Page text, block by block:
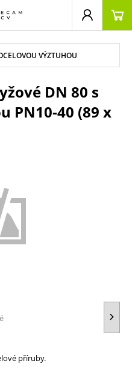
VÝZTUHOU
DN 80 s
PN10-40 (89 x
příruby.